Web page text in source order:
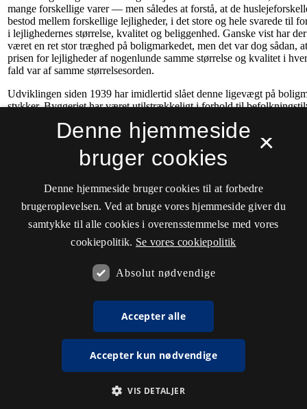
×
Denne hjemmeside
bruger cookies
Denne hjemmeside bruger cookies til at forbedre
brugeroplevelsen. Ved at bruge vores hjemmeside giver du
samtykke til alle cookies i overensstemmelse med vores
cookiepolitik. Se vores cookiepolitik
Absolut nødvendige
Accepter alle
Accepter kun nødvendige
VIS DETALJER